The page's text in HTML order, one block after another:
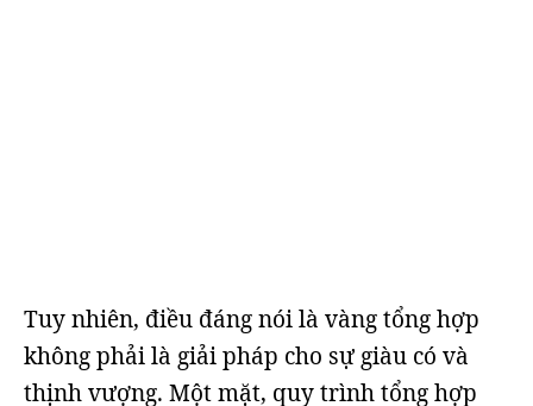
Tuy nhiên, điều đáng nói là vàng tổng hợp
không phải là giải pháp cho sự giàu có và
thịnh vượng. Một mặt, quy trình tổng hợp